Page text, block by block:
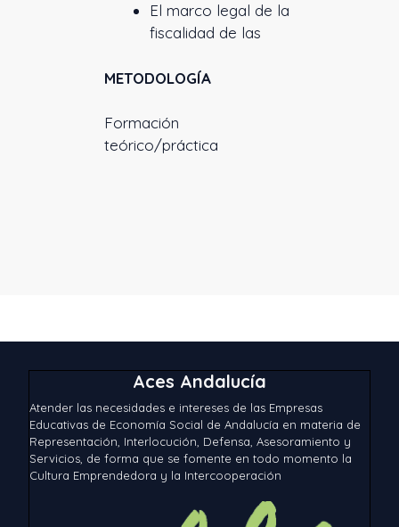
El marco legal de la
fiscalidad de las
METODOLOGÍA
Formación
teórico/práctica
Aces Andalucía
Atender las necesidades e intereses de las Empresas
Educativas de Economía Social de Andalucía en materia de
Representación, Interlocución, Defensa, Asesoramiento y
Servicios, de forma que se fomente en todo momento la
Cultura Emprendedora y la Intercooperación